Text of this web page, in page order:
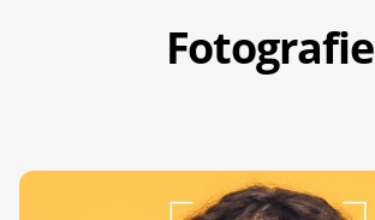
Fotografie